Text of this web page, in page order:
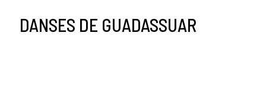
DANSES DE GUADASSUAR